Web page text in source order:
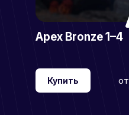
Apex Bronze 1–4
Купить от